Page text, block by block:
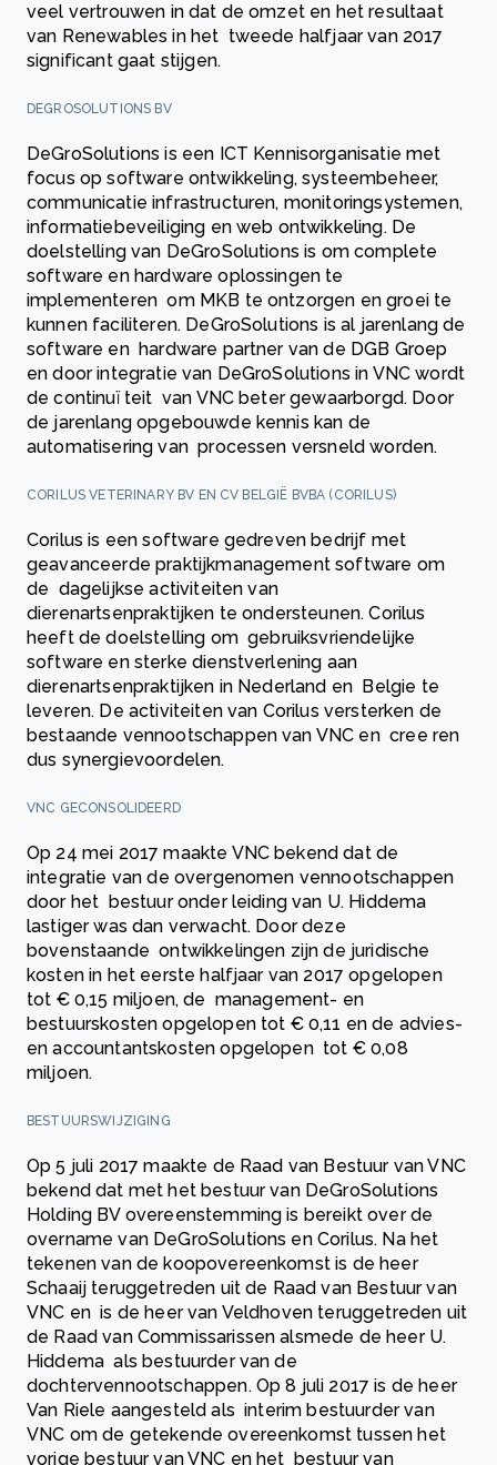
veel vertrouwen in dat de omzet en het resultaat
van Renewables in het tweede halfjaar van 2017
significant gaat stijgen.
DEGROSOLUTIONS BV
DeGroSolutions is een ICT Kennisorganisatie met
focus op software ontwikkeling, systeembeheer,
communicatie infrastructuren, monitoringsystemen,
informatiebeveiliging en web ontwikkeling. De
doelstelling van DeGroSolutions is om complete
software en hardware oplossingen te
implementeren om MKB te ontzorgen en groei te
kunnen faciliteren. DeGroSolutions is al jarenlang de
software en hardware partner van de DGB Groep
en door integratie van DeGroSolutions in VNC wordt
de continuï teit van VNC beter gewaarborgd. Door
de jarenlang opgebouwde kennis kan de
automatisering van processen versneld worden.
CORILUS VETERINARY BV EN CV BELGIË BVBA (CORILUS)
Corilus is een software gedreven bedrijf met
geavanceerde praktijkmanagement software om
de dagelijkse activiteiten van
dierenartsenpraktijken te ondersteunen. Corilus
heeft de doelstelling om gebruiksvriendelijke
software en sterke dienstverlening aan
dierenartsenpraktijken in Nederland en Belgie te
leveren. De activiteiten van Corilus versterken de
bestaande vennootschappen van VNC en cree ren
dus synergievoordelen.
VNC GECONSOLIDEERD
Op 24 mei 2017 maakte VNC bekend dat de
integratie van de overgenomen vennootschappen
door het bestuur onder leiding van U. Hiddema
lastiger was dan verwacht. Door deze
bovenstaande ontwikkelingen zijn de juridische
kosten in het eerste halfjaar van 2017 opgelopen
tot € 0,15 miljoen, de management- en
bestuurskosten opgelopen tot € 0,11 en de advies-
en accountantskosten opgelopen tot € 0,08
miljoen.
BESTUURSWIJZIGING
Op 5 juli 2017 maakte de Raad van Bestuur van VNC
bekend dat met het bestuur van DeGroSolutions
Holding BV overeenstemming is bereikt over de
overname van DeGroSolutions en Corilus. Na het
tekenen van de koopovereenkomst is de heer
Schaaij teruggetreden uit de Raad van Bestuur van
VNC en is de heer van Veldhoven teruggetreden uit
de Raad van Commissarissen alsmede de heer U.
Hiddema als bestuurder van de
dochtervennootschappen. Op 8 juli 2017 is de heer
Van Riele aangesteld als interim bestuurder van
VNC om de getekende overeenkomst tussen het
vorige bestuur van VNC en het bestuur van